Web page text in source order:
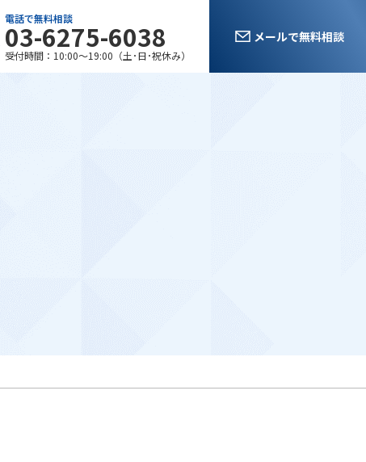
電話で無料相談
03-6275-6038
受付時間：10:00〜19:00（土･日･祝休み）
メールで無料相談